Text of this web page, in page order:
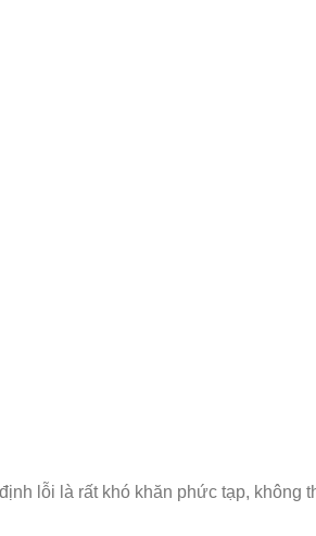
lỗi là rất khó khăn phức tạp, không